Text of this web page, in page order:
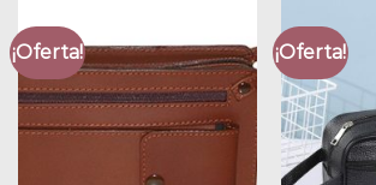
¡Oferta! ¡Oferta!